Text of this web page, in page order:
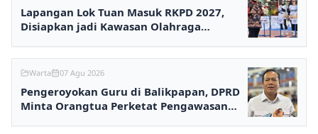
Lapangan Lok Tuan Masuk RKPD 2027,
Disiapkan jadi Kawasan Olahraga
Warta 07 Agu 2026
Pengeroyokan Guru di Balikpapan, DPRD
Minta Orangtua Perketat Pengawasan